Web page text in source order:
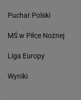
Puchar Polski
MŚ w Piłce Nożnej
Liga Europy
Wyniki